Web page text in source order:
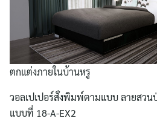
ตกแต่งภายในบ้านหรู
วอลเปเปอร์สั่งพิมพ์ตามแบบ ลายสวน
แบบที่ 18-A-EX2